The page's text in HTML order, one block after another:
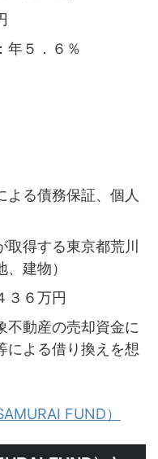
年５．６％
よる債務保証、個人
得する東京都荒川
建物）
３６万円
不動産の売却資金に
による借り換えを想
FUND）